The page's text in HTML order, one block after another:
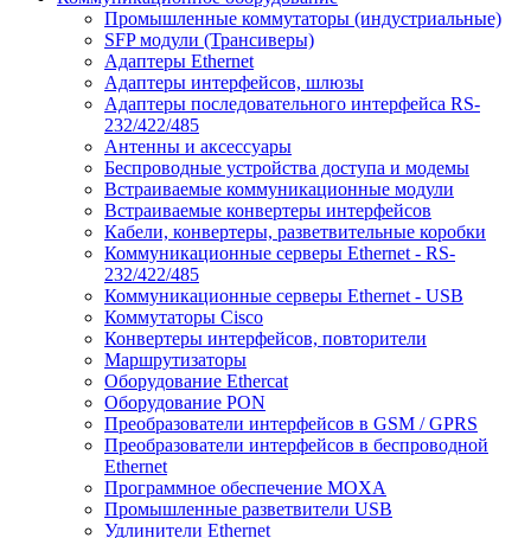
Промышленные коммутаторы (индустриальные)
SFP модули (Трансиверы)
Адаптеры Ethernet
Адаптеры интерфейсов, шлюзы
Адаптеры последовательного интерфейса RS-
232/422/485
Антенны и аксессуары
Беспроводные устройства доступа и модемы
Встраиваемые коммуникационные модули
Встраиваемые конвертеры интерфейсов
Кабели, конвертеры, разветвительные коробки
Коммуникационные серверы Ethernet - RS-
232/422/485
Коммуникационные серверы Ethernet - USB
Коммутаторы Cisco
Конвертеры интерфейсов, повторители
Маршрутизаторы
Оборудование Ethercat
Оборудование PON
Преобразователи интерфейсов в GSM / GPRS
Преобразователи интерфейсов в беспроводной
Ethernet
Программное обеспечение MOXA
Промышленные разветвители USB
Удлинители Ethernet